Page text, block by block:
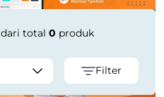
dari total 0 produk
Filter